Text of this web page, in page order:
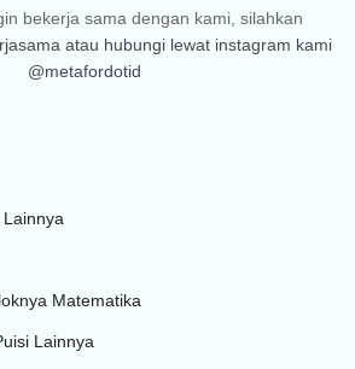
bekerja sama dengan kami, silahkan
atau hubungi lewat instagram kami
@metafordotid
Matematika
Lainnya